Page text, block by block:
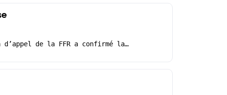
d’appel de la FFR a confirmé la…